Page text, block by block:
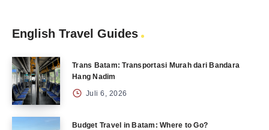
English Travel Guides
Trans Batam: Transportasi Murah dari Bandara
Hang Nadim
Juli 6, 2026
Budget Travel in Batam: Where to Go?